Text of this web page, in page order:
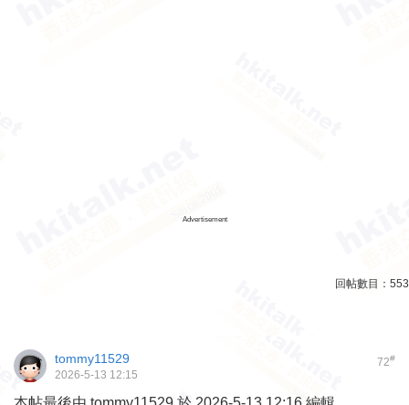
Advertisement
回帖數目： 553
72#
tommy11529
2026-5-13 12:15